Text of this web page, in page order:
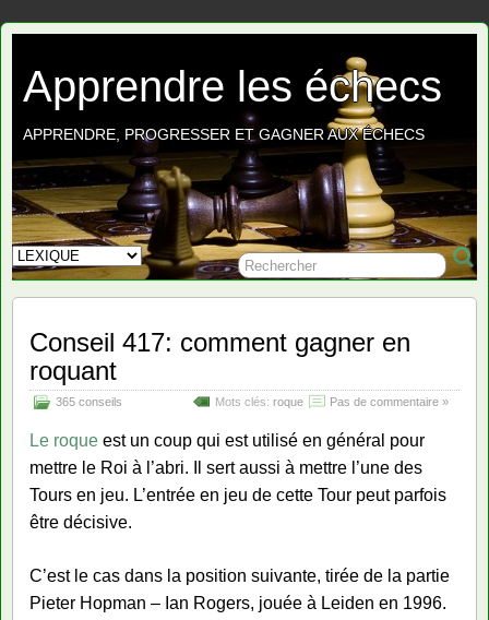
Apprendre les échecs
APPRENDRE, PROGRESSER ET GAGNER AUX ÉCHECS
Conseil 417: comment gagner en
roquant
365 conseils Pas de commentaire »
Mots clés: roque
Le roque est un coup qui est utilisé en général pour
mettre le Roi à l’abri. Il sert aussi à mettre l’une des
Tours en jeu. L’entrée en jeu de cette Tour peut parfois
être décisive.
C’est le cas dans la position suivante, tirée de la partie
Pieter Hopman – Ian Rogers, jouée à Leiden en 1996.